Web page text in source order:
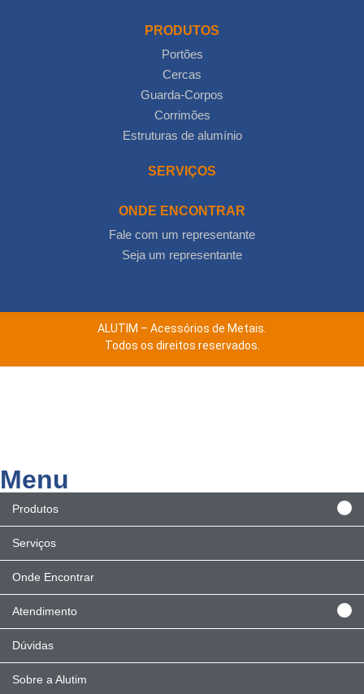
PRODUTOS
Portões
Cercas
Guarda-Corpos
Corrimões
Estruturas de alumínio
SERVIÇOS
ONDE ENCONTRAR
Fale com um representante
Seja um representante
ALUTIM – Acessórios de Metais.
Todos os direitos reservados.
Menu
Produtos
Serviços
Onde Encontrar
Atendimento
Dúvidas
Sobre a Alutim